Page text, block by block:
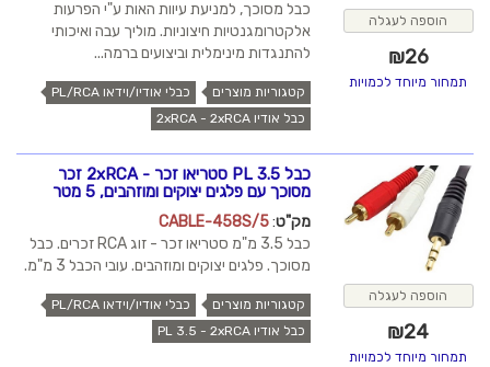
הוספה לעגלה
₪26
תמחור מיוחד לכמויות
כבל מסוכך, למניעת עיוות האות ע"י הפרעות
אלקטרומגנטיות חיצוניות. מוליך עבה ואיכותי
להתנגדות מינימלית וביצועים ברמה...
קטגוריות מוצרים
כבלי אודיו/וידאו PL/RCA
כבל אודיו 2xRCA - 2xRCA
הוספה לעגלה
₪24
תמחור מיוחד לכמויות
כבל PL 3.5 סטריאו זכר - 2xRCA זכר
מסוכך עם פלגים יצוקים ומוזהבים, 5 מטר
מק"ט:
CABLE-458S/5
כבל 3.5 מ"מ סטריאו זכר - זוג RCA זכרים. כבל
מסוכך. פלגים יצוקים ומוזהבים. עובי הכבל 3 מ"מ.
קטגוריות מוצרים
כבלי אודיו/וידאו PL/RCA
כבל אודיו PL 3.5 - 2xRCA